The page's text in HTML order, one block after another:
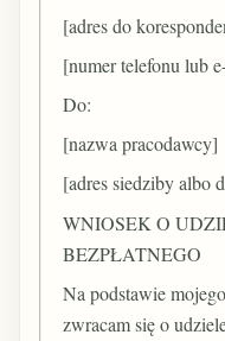
[adres do
[numer telefonu lub
Do:
[nazwa pracodawcy]
[adres siedziby albo
WNIOSEK O
BEZPŁATNEGO
Na podstawie
zwracam się o